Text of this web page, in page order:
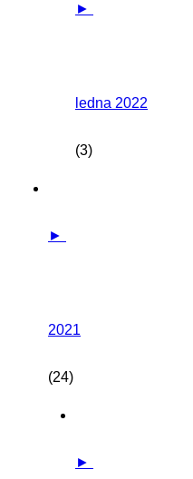
►
ledna 2022
(3)
►
2021
(24)
►